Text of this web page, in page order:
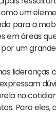
um
para a
em áreas
um
lideranças
no
Para